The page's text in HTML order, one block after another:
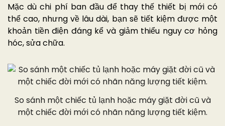
Mặc dù chi phí ban đầu để thay thế thiết bị mới có
thể cao, nhưng về lâu dài, bạn sẽ tiết kiệm được một
khoản tiền điện đáng kể và giảm thiểu nguy cơ hỏng
hóc, sửa chữa.
So sánh một chiếc tủ lạnh hoặc máy giặt đời cũ và
một chiếc đời mới có nhãn năng lượng tiết kiệm.